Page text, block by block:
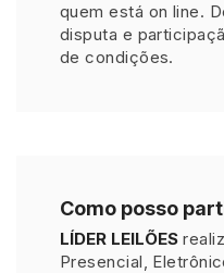
quem está on line.
disputa e
de condições.
Como posso
LÍDER LEILÕES
Presencial,